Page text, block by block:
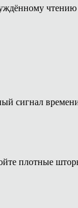
сигнал
плотные